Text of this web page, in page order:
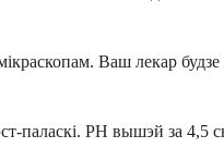
Ваш лекар
РН вышэй за 4,5